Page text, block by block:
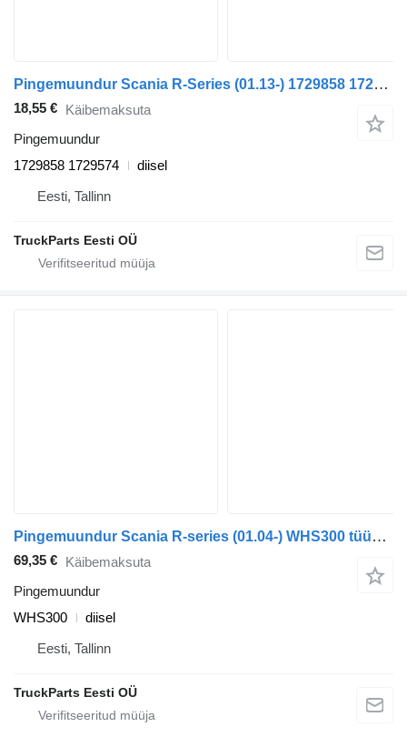
Pingemuundur Scania R-Series (01.13-) 1729858 1729574 tüübi jaoks sadulveoki Scania P,G,R,T-series (2004-2017)
18,55 € Käibemaksuta
Pingemuundur
1729858 1729574
diisel
Eesti, Tallinn
TruckParts Eesti OÜ
Pingemuundur Scania R-series (01.04-) WHS300 tüübi jaoks sadulveoki Scania P,G,R,T-series (2004-2017)
69,35 € Käibemaksuta
Pingemuundur
WHS300
diisel
Eesti, Tallinn
TruckParts Eesti OÜ